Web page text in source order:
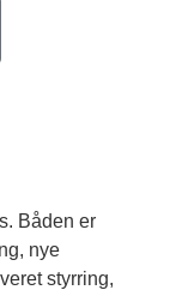
Båden er
nye
styrring,